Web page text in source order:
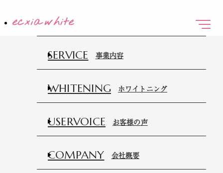
HOME
SERVICE 事業内容
WHITENING ホワイトニング
USERVOICE お客様の声
COMPANY 会社概要